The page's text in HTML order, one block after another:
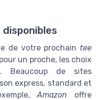
de votre prochain tee
un proche, les choix
Beaucoup de sites
express, standard et
Amazon offre